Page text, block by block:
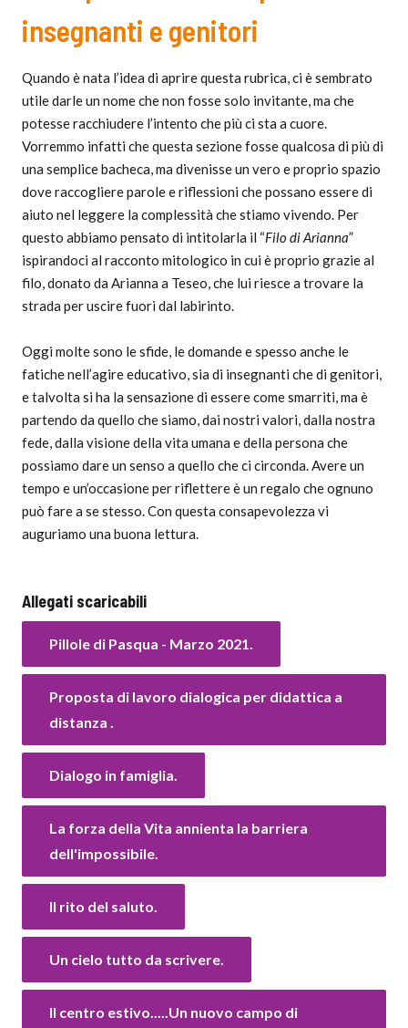
insegnanti e genitori
Quando è nata l’idea di aprire questa rubrica, ci è sembrato
utile darle un nome che non fosse solo invitante, ma che
potesse racchiudere l’intento che più ci sta a cuore.
Vorremmo infatti che questa sezione fosse qualcosa di più di
una semplice bacheca, ma divenisse un vero e proprio spazio
dove raccogliere parole e riflessioni che possano essere di
aiuto nel leggere la complessità che stiamo vivendo. Per
questo abbiamo pensato di intitolarla il “Filo di Arianna”
ispirandoci al racconto mitologico in cui è proprio grazie al
filo, donato da Arianna a Teseo, che lui riesce a trovare la
strada per uscire fuori dal labirinto.
Oggi molte sono le sfide, le domande e spesso anche le
fatiche nell’agire educativo, sia di insegnanti che di genitori,
e talvolta si ha la sensazione di essere come smarriti, ma è
partendo da quello che siamo, dai nostri valori, dalla nostra
fede, dalla visione della vita umana e della persona che
possiamo dare un senso a quello che ci circonda. Avere un
tempo e un’occasione per riflettere è un regalo che ognuno
può fare a se stesso. Con questa consapevolezza vi
auguriamo una buona lettura.
Allegati scaricabili
Pillole di Pasqua - Marzo 2021.
Proposta di lavoro dialogica per didattica a
distanza .
Dialogo in famiglia.
La forza della Vita annienta la barriera
dell'impossibile.
Il rito del saluto.
Un cielo tutto da scrivere.
Il centro estivo.....Un nuovo campo di